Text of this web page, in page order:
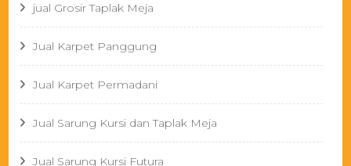
jual Grosir Taplak Meja
Jual Karpet Panggung
Jual Karpet Permadani
Jual Sarung Kursi dan Taplak Meja
Jual Sarung Kursi Futura